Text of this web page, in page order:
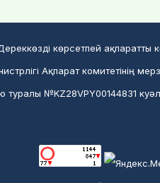
көрсетпей ақпаратты
Ақпарат комитетінің
туралы №KZ28VPY00144831